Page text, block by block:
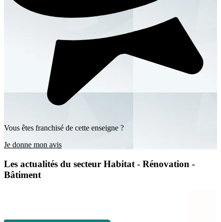
Vous êtes franchisé de cette enseigne ?
Je donne mon avis
Les actualités du secteur Habitat - Rénovation -
Bâtiment